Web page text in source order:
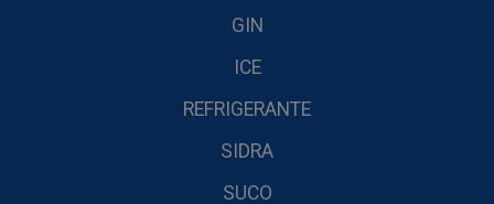
GIN
ICE
REFRIGERANTE
SIDRA
SUCO